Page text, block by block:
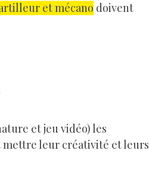
et mécano doivent
et jeu vidéo) les
leur créativité et leurs